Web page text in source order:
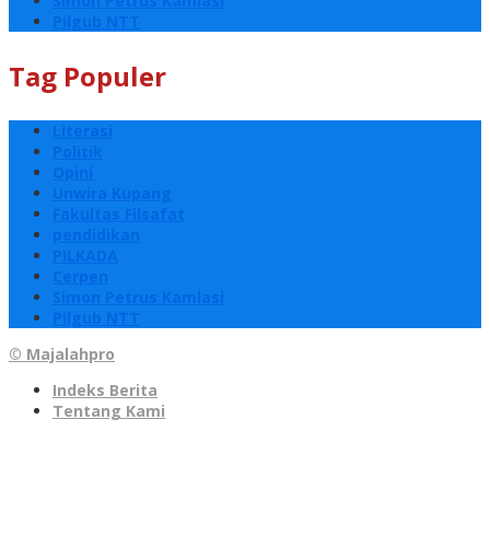
Tag Populer
© Majalahpro
Indeks Berita
Tentang Kami